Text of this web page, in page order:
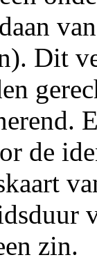
Dit
de
zin.